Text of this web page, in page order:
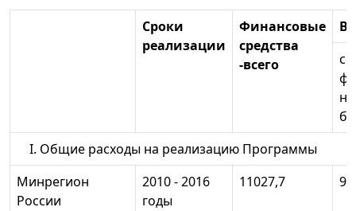
Сроки
реализации
Финансовые
средства
-всего
В
I. Общие расходы на реализацию Программы
Минрегион
России
2010 - 2016
годы
11027,7